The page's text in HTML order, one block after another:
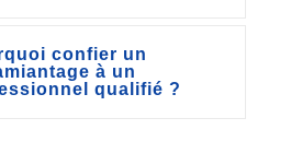
confier un
à un
professionnel qualifié ?